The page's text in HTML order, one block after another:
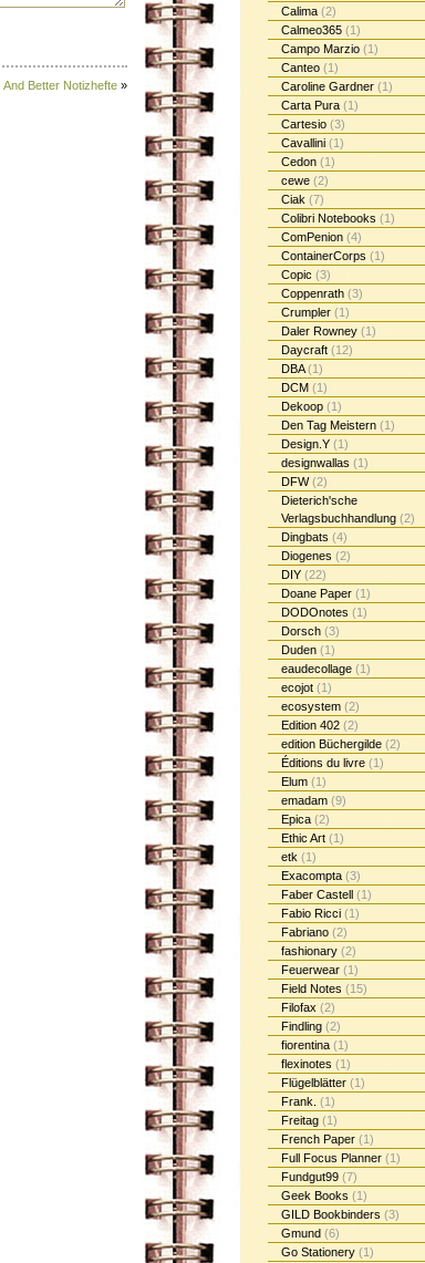
Calima (2)
Calmeo365 (1)
Campo Marzio (1)
Canteo (1)
Caroline Gardner (1)
Carta Pura (1)
Cartesio (3)
Cavallini (1)
Cedon (1)
cewe (2)
Ciak (7)
Colibri Notebooks (1)
ComPenion (4)
ContainerCorps (1)
Copic (3)
Coppenrath (3)
Crumpler (1)
Daler Rowney (1)
Daycraft (12)
DBA(1)
DCM (1)
Dekoop (1)
Den Tag Meistern (1)
Design.Y (1)
designwallas (1)
DFW(2)
Dieterich'sche
Verlagsbuchhandlung (2)
Dingbats (4)
Diogenes (2)
DIY (22)
Doane Paper (1)
DODOnotes (1)
Dorsch (3)
Duden (1)
eaudecollage (1)
ecojot (1)
ecosystem (2)
Edition 402 (2)
edition Büchergilde (2)
Éditions du livre (1)
Elum (1)
emadam (9)
Epica (2)
Ethic Art (1)
etk (1)
Exacompta (3)
Faber Castell (1)
Fabio Ricci (1)
Fabriano (2)
fashionary (2)
Feuerwear (1)
Field Notes (15)
Filofax (2)
Findling (2)
fiorentina (1)
flexinotes (1)
Flügelblätter (1)
Frank. (1)
Freitag (1)
French Paper (1)
Full Focus Planner (1)
Fundgut99 (7)
Geek Books (1)
GILD Bookbinders (3)
Gmund (6)
Go Stationery (1)
Better Notizhefte »